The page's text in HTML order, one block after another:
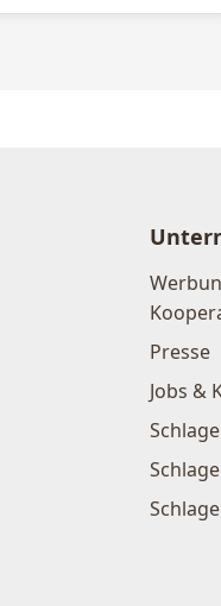
Presse
Jobs &